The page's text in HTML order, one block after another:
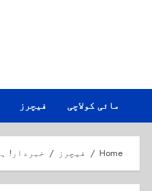
مائی کولاچی فیچرز
Home فیچرز خبردار!